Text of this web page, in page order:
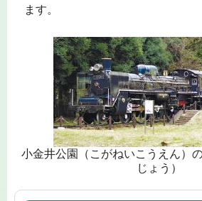
ます。
小金井公園（こがねいこうえん）
じょう）